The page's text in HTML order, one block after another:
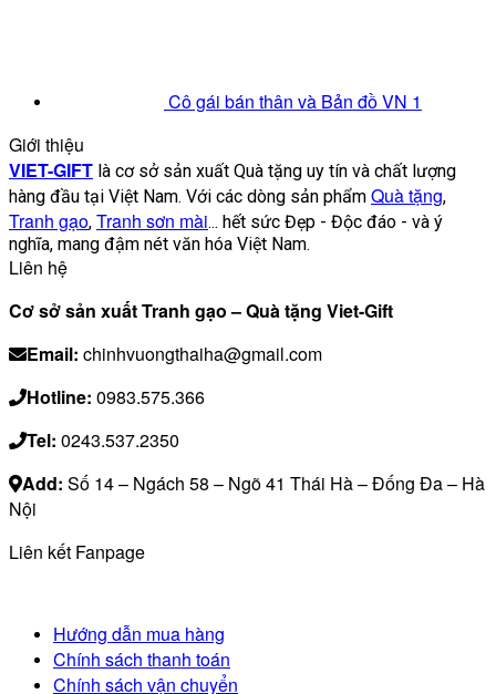
Cô gái bán thân và Bản đồ VN 1
Giới thiệu
VIET-GIFT là cơ sở sản xuất Quà tặng uy tín và chất lượng
hàng đầu tại Việt Nam. Với các dòng sản phẩm Quà tặng,
Tranh gạo, Tranh sơn mài... hết sức Đẹp - Độc đáo - và ý
nghĩa, mang đậm nét văn hóa Việt Nam.
Liên hệ
Cơ sở sản xuất Tranh gạo – Quà tặng Viet-Gift
Email: chinhvuongthaiha@gmail.com
Hotline: 0983.575.366
Tel: 0243.537.2350
Add: Số 14 – Ngách 58 – Ngõ 41 Thái Hà – Đống Đa – Hà
Nội
Liên kết Fanpage
Hướng dẫn mua hàng
Chính sách thanh toán
Chính sách vận chuyển